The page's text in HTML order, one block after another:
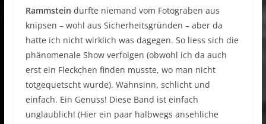
Rammstein durfte niemand vom Fotograben aus
knipsen – wohl aus Sicherheitsgründen – aber da
hatte ich nicht wirklich was dagegen. So liess sich die
phänomenale Show verfolgen (obwohl ich da auch
erst ein Fleckchen finden musste, wo man nicht
totgequetscht wurde). Wahnsinn, schlicht und
einfach. Ein Genuss! Diese Band ist einfach
unglaublich! (Hier ein paar halbwegs ansehliche